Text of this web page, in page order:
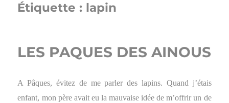
Étiquette : lapin
LES PAQUES DES AINOUS
A Pâques, évitez de me parler des lapins. Quand j’étais
enfant, mon père avait eu la mauvaise idée de m’offrir un de